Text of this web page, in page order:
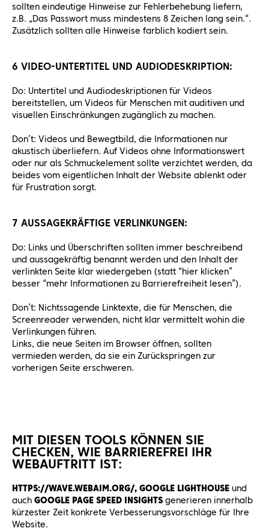
sollten eindeutige Hinweise zur Fehlerbehebung liefern,
z.B. „Das Passwort muss mindestens 8 Zeichen lang sein.“.
Zusätzlich sollten alle Hinweise farblich kodiert sein.
6 VIDEO-UNTERTITEL UND AUDIODESKRIPTION:
Do: Untertitel und Audiodeskriptionen für Videos
bereitstellen, um Videos für Menschen mit auditiven und
visuellen Einschränkungen zugänglich zu machen.
Don’t: Videos und Bewegtbild, die Informationen nur
akustisch überliefern. Auf Videos ohne Informationswert
oder nur als Schmuckelement sollte verzichtet werden, da
beides vom eigentlichen Inhalt der Website ablenkt oder
für Frustration sorgt.
7 AUSSAGEKRÄFTIGE VERLINKUNGEN:
Do: Links und Überschriften sollten immer beschreibend
und aussagekräftig benannt werden und den Inhalt der
verlinkten Seite klar wiedergeben (statt “hier klicken”
besser “mehr Informationen zu Barrierefreiheit lesen”).
Don’t: Nichtssagende Linktexte, die für Menschen, die
Screenreader verwenden, nicht klar vermittelt wohin die
Verlinkungen führen.
Links, die neue Seiten im Browser öffnen, sollten
vermieden werden, da sie ein Zurückspringen zur
vorherigen Seite erschweren.
MIT DIESEN TOOLS KÖNNEN SIE
CHECKEN, WIE BARRIEREFREI IHR
WEBAUFTRITT IST:
HTTPS://WAVE.WEBAIM.ORG/, GOOGLE LIGHTHOUSE und
auch GOOGLE PAGE SPEED INSIGHTS generieren innerhalb
kürzester Zeit konkrete Verbesserungsvorschläge für Ihre
Website.